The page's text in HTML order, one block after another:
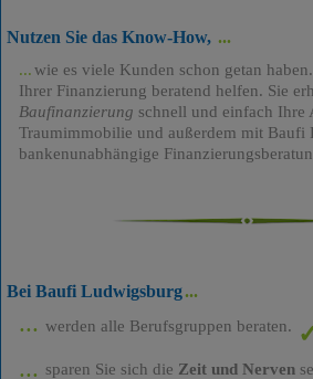
Nutzen Sie das Know-How,
wie es viele Kunden schon getan
Ihrer Finanzierung beratend helfen. Sie
Baufinanzierung schnell und einfach Ihre
Traumimmobilie und außerdem mit Baufi
bankenunabhängige
Bei Baufi Ludwigsburg
werden alle Berufsgruppen beraten.
sparen Sie sich die Zeit und Nerven